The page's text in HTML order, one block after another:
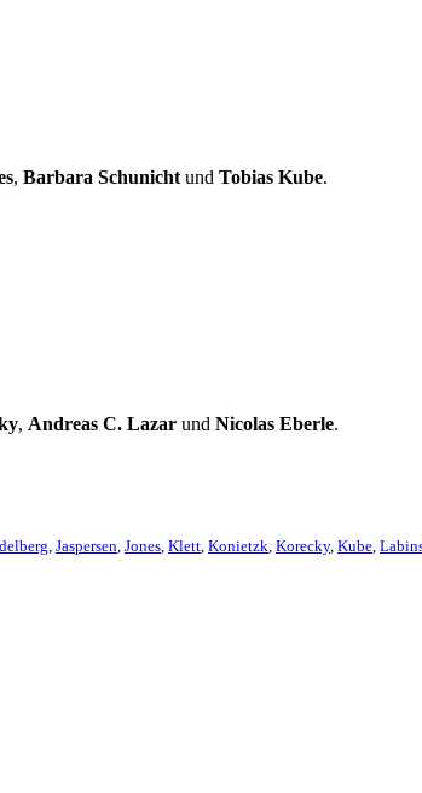
, Barbara Schunicht und Tobias Kube.
, Andreas C. Lazar und Nicolas Eberle.
Jaspersen Jones Klett Konietzk Korecky, Kube